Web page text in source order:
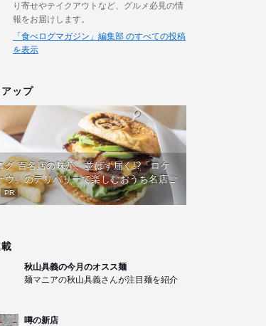
り寄せやテイクアウトなど、グルメ必見の情
報をお届けします。
「食べログマガジン」編集部 のすべての投稿
を表示
ップ
グ 百名店の味が、並ばず届く!?「ロケ
ウ」のデリバリーで楽しむおうち名店ご
PR
秋山具義の今月のオスス麺
麺マニアの秋山具義さんが注目麺を紹介
噂の新店